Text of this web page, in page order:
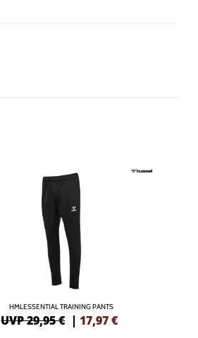
HMLESSENTIAL TRAINING PANTS
UVP 29,95 € |17,97€